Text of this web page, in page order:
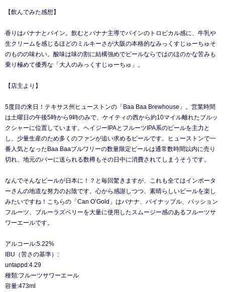
【飲んでみた感想】
香りはバナナとパイン。飲むとバナナ主導でパインのトロピカル感に、牛乳や
生クリームを感じるほどのミルキーさが大阪の本格的なみっくすじゅーちゅそ
のものの味わい。酸味は味の割に結構強めでビールならではのほのかな苦みも
乗り極めて優秀な「大人のみっくすじゅーちゅ」。
【店主より】
5度目の来日！テキサス州ヒューストンの「Baa Baa Brewhouse」。営業時間
は土曜日の午後5時から9時のみで、ケイティの西から約10マイル離れたブルッ
クシャーに位置しています。ヘイジーIPAとフルーツIPA系のビールを主力と
し、少量生産のため多くのファンが追い求めるビールです。ヒューストンで一
番人気となったBaa Baaブルワリーの数量限定ビールは通常数時間以内に売り
切れ、地元のバーに送られる数樽もその日中に消費されてしまうそうです。
なんでそんなビールが日本に！？と毎回驚きますが、これも全てはインポータ
ーさんの地道な努力のお陰です。心から感謝しつつ、素晴らしいビールを楽し
みたいですね！こちらの「Can O’Gold」はバナナ、パイナップル、パッション
フルーツ、ブルーラズベリーを大量に使用したスムージー感のあるフルーツサ
ワーエールです。
アルコール:5.22%
IBU（苦さの基準）:
untappd:4.29
種類:フルーツサワーエール
容量:473ml